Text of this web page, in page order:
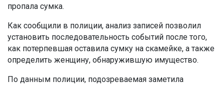
пропала сумка.
Как сообщили в полиции, анализ записей позволил
установить последовательность событий после того,
как потерпевшая оставила сумку на скамейке, а также
определить женщину, обнаружившую имущество.
По данным полиции, подозреваемая заметила